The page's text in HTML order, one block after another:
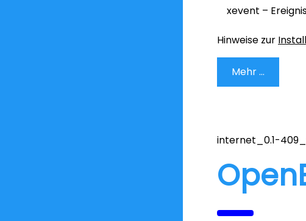
xevent –
Hinweise zur
Mehr ...
internet_0.1-